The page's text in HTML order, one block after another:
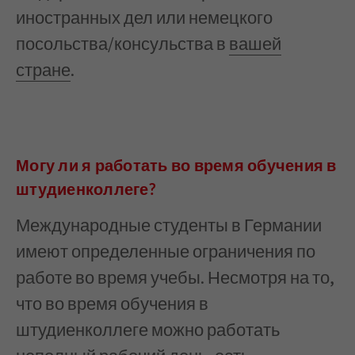
иностранных дел или немецкого
посольства/консульства в вашей
стране.
Могу ли я работать во время обучения в
штудиенколлеге?
Международные студенты в Германии
имеют определенные ограничения по
работе во время учебы. Несмотря на то,
что во время обучения в
штудиенколлеге можно работать